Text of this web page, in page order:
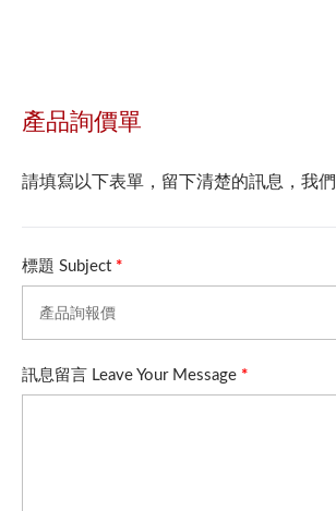
產品詢價單
請填寫以下表單，留下清楚的訊息，我
標題 Subject *
訊息留言 Leave Your Message *